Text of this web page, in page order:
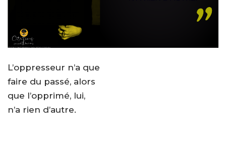
L’oppresseur n’a que
faire du passé, alors
que l’opprimé, lui,
n’a rien d’autre.